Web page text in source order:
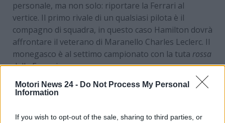
Motori News 24 - Do Not Process My Personal
Information
If you wish to opt-out of the sale, sharing to third parties, or
personale, ma non solo: riportare la Ferrari al
vertice. Il primo rivale di un qualsiasi pilota è il
compagno di squadra, in questo caso Hamilton dovrà
affrontare il veterano di Maranello Charles Leclerc. Il
monegasco è al settimo campionato con la tuta rossa
della Ferrari.
Formula Uno, Marko su
Hamilton vs Leclerc